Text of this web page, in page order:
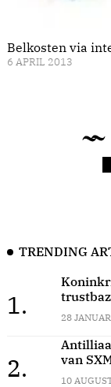
Belkosten via
6 APRIL 2013
TRENDING
1. 28
2.
van
10